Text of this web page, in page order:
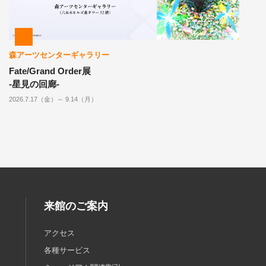
森アーツセンターギャラリー
Fate/Grand Order展
-星見の回廊-
2026.7.17（金）～ 9.14（月）
来館のご案内
アクセス
各種サービス